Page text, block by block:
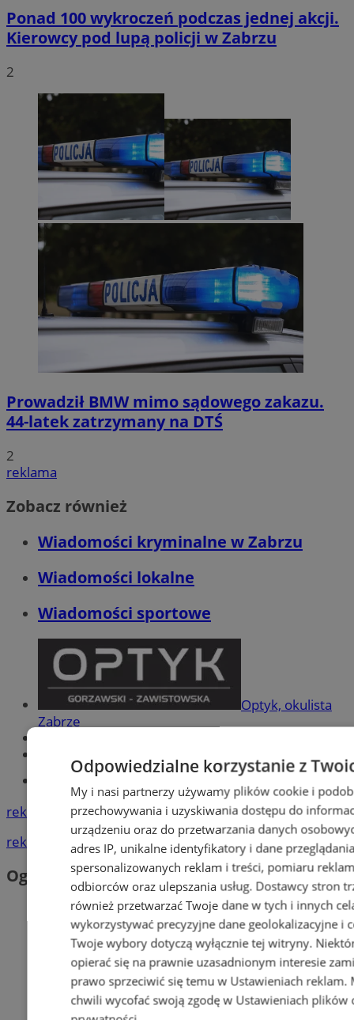
Ponad 100 wykroczeń podczas jednej akcji.
Kierowcy pod lupą policji w Zabrzu
2
Prowadził BMW mimo sądowego zakazu.
44-latek zatrzymany na DTŚ
2
reklama
Zobacz również
Wiadomości kryminalne w Zabrzu
Wiadomości lokalne
Wiadomości sportowe
Optyk, okulista
Zabrze
Tworzenie stron www -Zabrze
reklama
reklama
Ogłoszenia
Odpowiedzialne korzystanie z
My i nasi partnerzy używamy plików cookie i
przechowywania i uzyskiwania dostępu do
urządzeniu oraz do przetwarzania danych
adres IP, unikalne identyfikatory i dane
spersonalizowanych reklam i treści, pomiaru
odbiorców oraz ulepszania usług. Dostawcy stron
również przetwarzać Twoje dane w tych i innych
wykorzystywać precyzyjne dane geolokalizacyjne i
Twoje wybory dotyczą wyłącznie tej witryny.
opierać się na prawnie uzasadnionym interesie
prawo sprzeciwić się temu w Ustawieniach reklam.
chwili wycofać swoją zgodę w Ustawieniach plików